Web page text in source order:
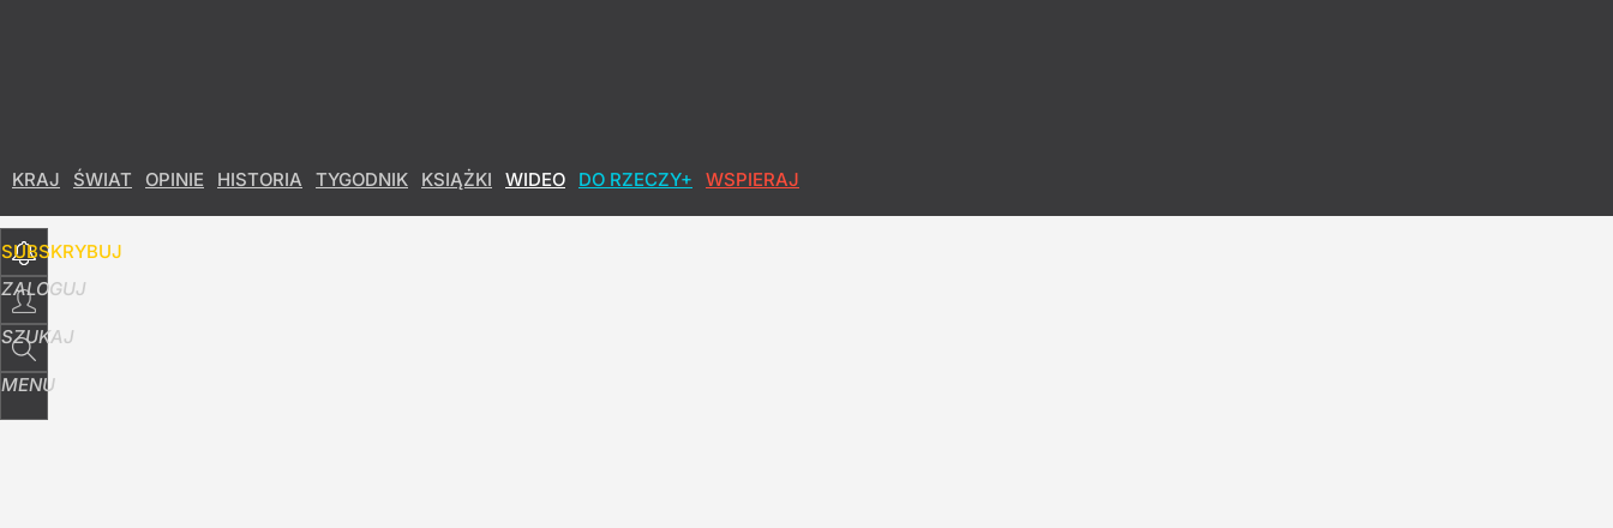
KRAJ ŚWIAT OPINIE HISTORIA TYGODNIK KSIĄŻKI WIDEO DO RZECZY+ WSPIERAJ
SUBSKRYBUJ
ZALOGUJ
SZUKAJ
MENU